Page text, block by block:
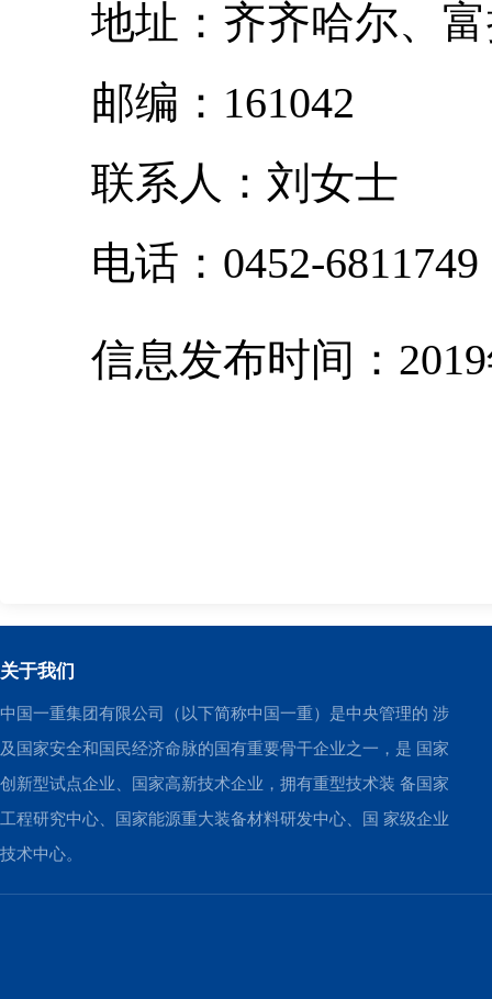
地址：齐齐哈尔、
邮编： 161042
联系人： 刘女士
电话： 0452-6811749
信息发布时间： 2019
关于我们
中国一重集团有限公司（以下简称中国一重）是中央管理的 涉
及国家安全和国民经济命脉的国有重要骨干企业之一，是 国家
创新型试点企业、国家高新技术企业，拥有重型技术装 备国家
工程研究中心、国家能源重大装备材料研发中心、国 家级企业
技术中心。